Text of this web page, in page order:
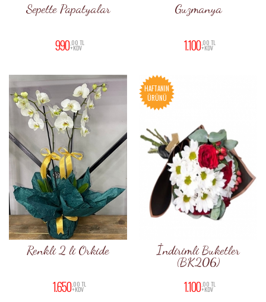
Sepette Papatyalar
990,00 TL
+KDV
Guzmanya
1.100,00 TL
+KDV
Renkli 2 li Orkide
1.650 ,00 TL
+KDV
HAFTANIN
ÜRÜNÜ
İndirimli Buketler
(BK206)
1.100,00 TL
+KDV